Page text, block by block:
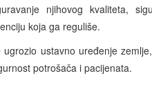
njihovog kvaliteta,
koja ga reguliše.
ustavno uređenje
potrošača i pacijenata.